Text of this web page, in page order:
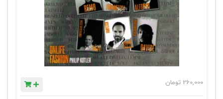
260,000 تومان